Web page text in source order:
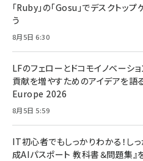
「Ruby」の「Gosu」でデスクトッ
う
8月5日 6:30
LFのフェローとドコモイノベーシ
貢献を増やすためのアイデアを
Europe 2026
8月5日 5:59
IT初心者でもしっかりわかる！し
成AIパスポート 教科書＆問題集』